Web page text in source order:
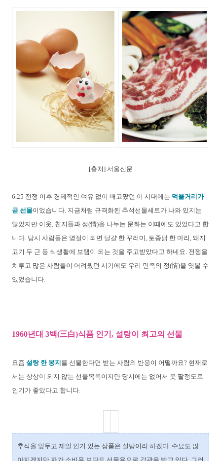
[출처] 서울신문
6.25 전쟁 이후 경제적인 여유 없이 배고팠던 이 시대에는 먹을거리가
곧 선물이었습니다. 지금처럼 규격화된 추석선물세트가 나와 있지는
않았지만 이웃, 친지들과 정(情)을 나누는 문화는 이때에도 있었다고 합
니다. 당시 사람들은 명절이 되면 달걀 한 꾸러미, 토종닭 한 마리, 돼지
고기 두 근 등 식생활에 보탬이 되는 것을 주고받았다고 하네요. 전쟁을
치루고 많은 사람들이 어려웠던 시기에도 우리 민족의 정(情)을 엿볼 수
있었습니다.
1960년대 3백(三白)식품 인기, 설탕이 최고의 선물
요즘 설탕 한 봉지 를 선물한다면 받는 사람의 반응이 어떨까요? 현재로
서는 상상이 되지 않는 선물목록이지만 당시에는 없어서 못 팔정도로
인기가 좋았다고 합니다.
추석을 앞두고 제일 인기 있는 상품은 설탕이라 하겠다. 수요도 많